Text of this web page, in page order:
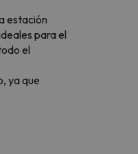
estación
para el
el
ya que